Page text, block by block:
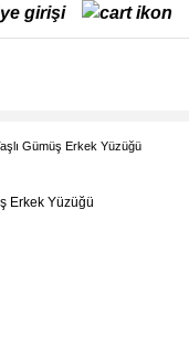
Gümüş Erkek Yüzüğü